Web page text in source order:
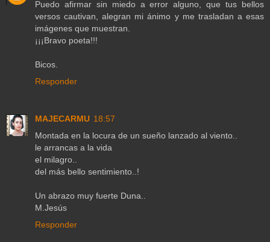
Puedo afirmar sin miedo a error alguno, que tus bellos
versos cautivan, alegran mi ánimo y me trasladan a esas
imágenes que muestran.
¡¡¡Bravo poeta!!!
Bicos.
Responder
MAJECARMU 18:57
Montada en la locura de un sueño lanzado al viento..
le arrancas a la vida
el milagro..
del más bello sentimiento..!
Un abrazo muy fuerte Duna..
M.Jesús
Responder